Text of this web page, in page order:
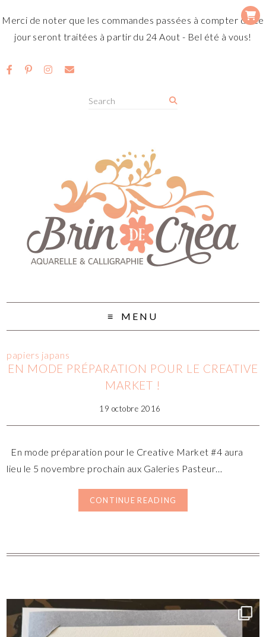
Merci de noter que les commandes passées à compter de ce
jour seront traitées à partir du 24 Aout - Bel été à vous!
MENU
papiers japans
EN MODE PRÉPARATION POUR LE CREATIVE
MARKET !
19 octobre 2016
En mode préparation pour le Creative Market #4 aura
lieu le 5 novembre prochain aux Galeries Pasteur…
CONTINUE READING